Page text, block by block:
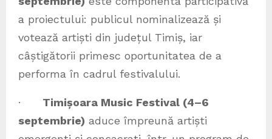
a proiectului: publicul nominalizează și
votează artiști din județul Timiș, iar
câștigătorii primesc oportunitatea de a
performa în cadrul festivalului.
· Timișoara Music Festival (4–6
septembrie) aduce împreună artiști